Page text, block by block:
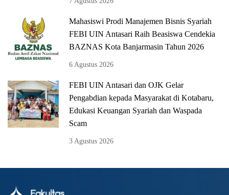
Mahasiswi Prodi Manajemen Bisnis Syariah
FEBI UIN Antasari Raih Beasiswa Cendekia
BAZNAS Kota Banjarmasin Tahun 2026
6 Agustus 2026
FEBI UIN Antasari dan OJK Gelar
Pengabdian kepada Masyarakat di Kotabaru,
Edukasi Keuangan Syariah dan Waspada
Scam
3 Agustus 2026